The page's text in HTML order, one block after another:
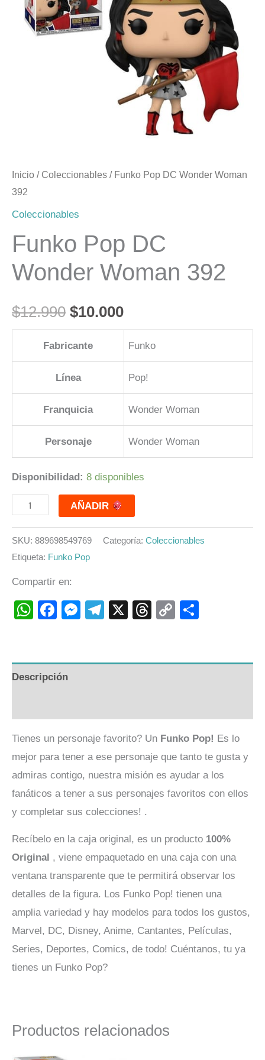
Inicio / Coleccionables / Funko Pop DC Wonder Woman
392
Coleccionables
Funko Pop DC
Wonder Woman 392
$12.990
era:
$12.990.
$10.000
es:
$10.000.
Fabricante Funko
Línea Pop!
Franquicia Wonder Woman
Personaje Wonder Woman
Disponibilidad: 8 disponibles
Woman
392
AÑADIR
SKU: 889698549769 Categoría: Coleccionables
Etiqueta: Funko Pop
Compartir en:
WhatsApp
Facebook
Messenger
Telegram
X Threads
Copy
Descripción
Tienes un personaje favorito? Un Funko Pop! Es lo
mejor para tener a ese personaje que tanto te gusta y
admiras contigo, nuestra misión es ayudar a los
fanáticos a tener a sus personajes favoritos con ellos
y completar sus colecciones! .
Recíbelo en la caja original, es un producto 100%
Original , viene empaquetado en una caja con una
ventana transparente que te permitirá observar los
detalles de la figura. Los Funko Pop! tienen una
amplia variedad y hay modelos para todos los gustos,
Marvel, DC, Disney, Anime, Cantantes, Películas,
Series, Deportes, Comics, de todo! Cuéntanos, tu ya
tienes un Funko Pop?
Productos relacionados